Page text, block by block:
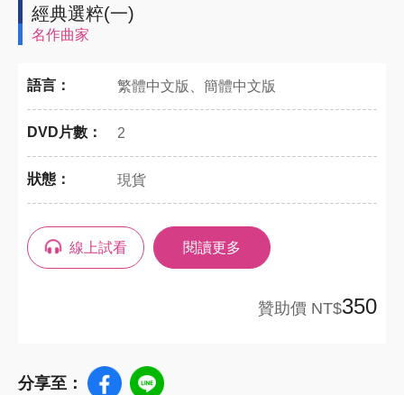
經典選粹(一)
名作曲家
語言： 繁體中文版、簡體中文版
DVD片數： 2
狀態： 現貨
線上試看 閱讀更多
贊助價 NT$350
分享至：